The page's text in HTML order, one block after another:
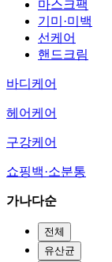
마스크팩
기미·미백
선케어
핸드크림
바디케어
헤어케어
구강케어
쇼핑백·소분통
가나다순
전체
유산균